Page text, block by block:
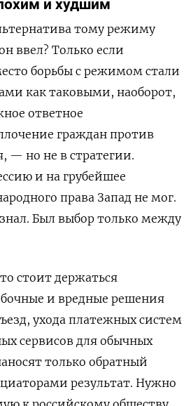
и худшим
тому режиму
ввел? Только если
борьбы с режимом стали
как таковыми, наоборот,
ответное
граждан против
— но не в стратегии.
и на грубейшее
права Запад не мог.
Был выбор только между
стоит держаться
и вредные решения
ухода платежных систем
сервисов для обычных
только обратный
результат. Нужно